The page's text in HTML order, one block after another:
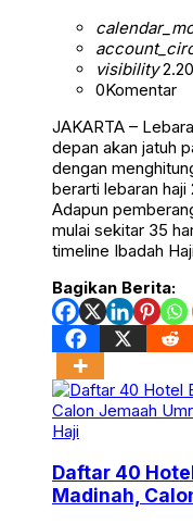
visibility
0Komentar
JAKARTA –
depan akan jatuh
dengan
berarti lebaran haji
Adapun
mulai sekitar 35
timeline Ibadah
Bagikan Berita:
Haji
Daftar 40
Madinah,